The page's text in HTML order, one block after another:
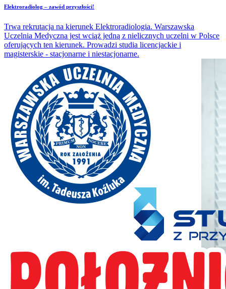
​Elektroradiolog – zawód przyszłości!
Trwa rekrutacja na kierunek Elektroradiologia. Warszawska
Uczelnia Medyczna jest wciąż jedną z nielicznych uczelni w Polsce
oferujących ten kierunek. Prowadzi studia licencjackie i
magisterskie - stacjonarne i niestacjonarne.